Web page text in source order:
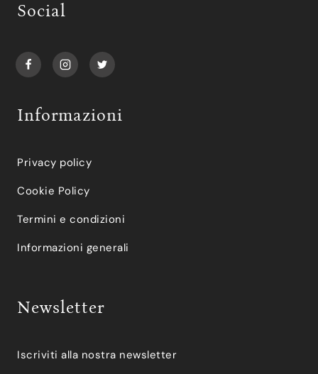
Social
Informazioni
Privacy policy
Cookie Policy
Termini e condizioni
Informazioni generali
Newsletter
Iscriviti alla nostra newsletter